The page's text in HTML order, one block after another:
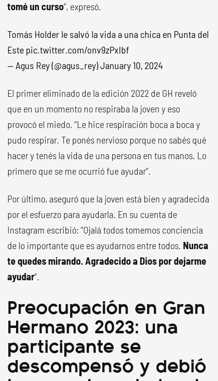
tomé un curso”, expresó.
Tomás Holder le salvó la vida a una chica en Punta del
Este pic.twitter.com/onv9zPxIbf
— Agus Rey (@agus_rey)January 10, 2024
El primer eliminado de la edición 2022 de GH reveló
que en un momento no respiraba la joven y eso
provocó el miedo. “Le hice respiración boca a boca y
pudo respirar. Te ponés nervioso porque no sabés qué
hacer y tenés la vida de una persona en tus manos. Lo
primero que se me ocurrió fue ayudar”.
Por último, aseguró que la joven está bien y agradecida
por el esfuerzo para ayudarla. En su cuenta de
Instagram escribió: “Ojalá todos tomemos conciencia
de lo importante que es ayudarnos entre todos. Nunca
te quedes mirando. Agradecido a Dios por dejarme
ayudar”.
Preocupación en Gran
Hermano 2023: una
participante se
descompensó y debió